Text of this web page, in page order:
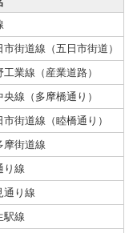
市街道線（五日市街道）
工業線（産業道路）
央線（多摩橋通り）
市街道線（睦橋通り）
摩街道線
り線
通り線
駅線